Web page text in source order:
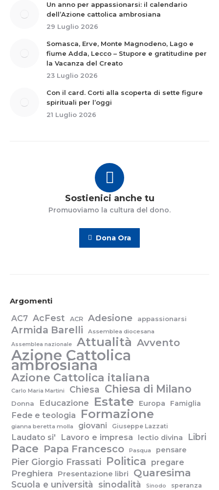
Un anno per appassionarsi: il calendario
dell’Azione cattolica ambrosiana
29 Luglio 2026
Somasca, Erve, Monte Magnodeno, Lago e
fiume Adda, Lecco – Stupore e gratitudine per
la Vacanza del Creato
23 Luglio 2026
Con il card. Corti alla scoperta di sette figure
spirituali per l’oggi
21 Luglio 2026
Sostienici anche tu
Promuoviamo la cultura del dono.
Dona Ora
Argomenti
AC7 AcFest ACR Adesione appassionarsi
Armida Barelli Assemblea diocesana
Assemblea nazionale Attualità Avvento
Azione Cattolica
ambrosiana
Azione Cattolica italiana
Carlo Maria Martini Chiesa Chiesa di Milano
Donna Educazione Estate Europa Famiglia
Fede e teologia Formazione
gianna beretta molla giovani Giuseppe Lazzati
Laudato si' Lavoro e impresa lectio divina Libri
Pace Papa Francesco Pasqua pensare
Pier Giorgio Frassati Politica pregare
Preghiera
Presentazione libri Quaresima
Scuola e università sinodalità Sinodo speranza